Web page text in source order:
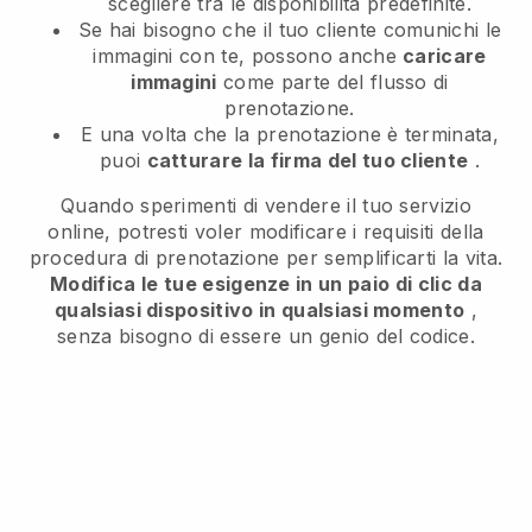
Se hai bisogno che il tuo cliente comunichi le
immagini con te, possono anche caricare
immagini come parte del flusso di
prenotazione.
E una volta che la prenotazione è terminata,
puoi catturare la firma del tuo cliente .
Quando sperimenti di vendere il tuo servizio
online, potresti voler modificare i requisiti della
procedura di prenotazione per semplificarti la vita.
Modifica le tue esigenze in un paio di clic da
qualsiasi dispositivo in qualsiasi momento ,
senza bisogno di essere un genio del codice.